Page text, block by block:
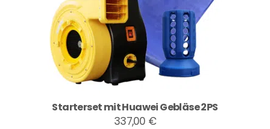
Starterset mit Huawei Gebläse 2PS
337,00 €